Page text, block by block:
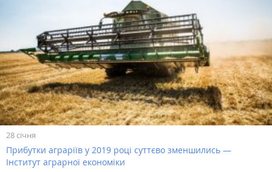
28 січня
Прибутки аграріїв у 2019 році суттєво зменшились —
Інститут аграрної економіки